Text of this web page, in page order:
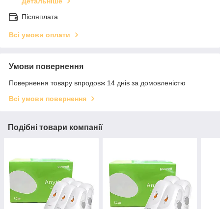
Післяплата
Всі умови оплати
Умови повернення
Повернення товару впродовж 14 днів за домовленістю
Всі умови повернення
Подібні товари компанії